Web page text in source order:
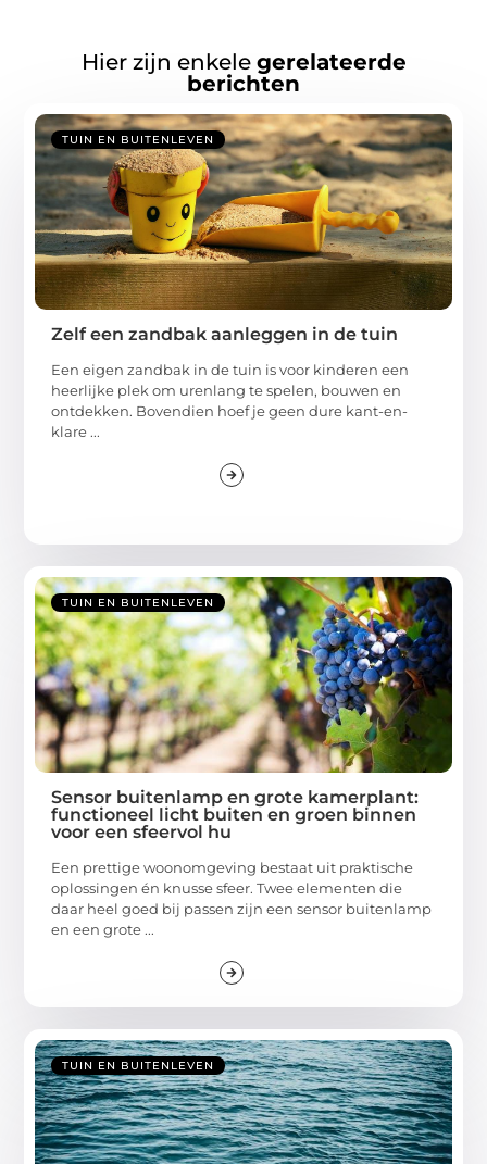
Hier zijn enkele gerelateerde
berichten
TUIN EN BUITENLEVEN
Zelf een zandbak aanleggen in de tuin
Een eigen zandbak in de tuin is voor kinderen een
heerlijke plek om urenlang te spelen, bouwen en
ontdekken. Bovendien hoef je geen dure kant-en-
klare ...
TUIN EN BUITENLEVEN
Sensor buitenlamp en grote kamerplant:
functioneel licht buiten en groen binnen
voor een sfeervol hu
Een prettige woonomgeving bestaat uit praktische
oplossingen én knusse sfeer. Twee elementen die
daar heel goed bij passen zijn een sensor buitenlamp
en een grote ...
TUIN EN BUITENLEVEN